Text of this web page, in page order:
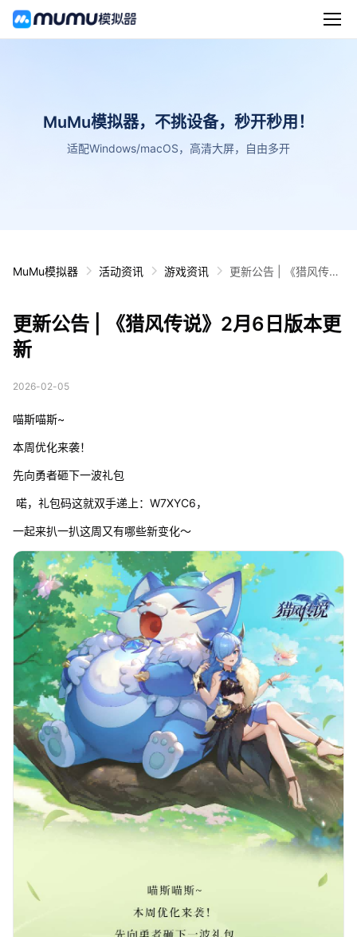
MuMu模拟器，不挑设备，秒开秒用！
适配Windows/macOS，高清大屏，自由多开
MuMu模拟器 活动资讯 游戏资讯
更新公告 | 《猎风传
更新公告 | 《猎风传说》2月6日版本更
新
2026-02-05
喵斯喵斯~
本周优化来袭！
先向勇者砸下一波礼包
喏，礼包码这就双手递上：W7XYC6，
一起来扒一扒这周又有哪些新变化～